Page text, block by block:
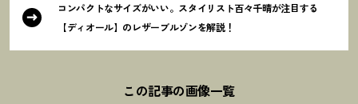
コンパクトなサイズがいい。スタイリスト百々千晴が注目する
【ディオール】のレザーブルゾンを解説！
この記事の画像一覧